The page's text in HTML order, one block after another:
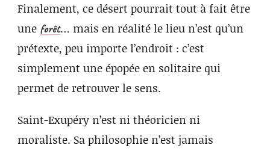
Finalement, ce désert pourrait tout à fait être
une forêt… mais en réalité le lieu n’est qu’un
prétexte, peu importe l’endroit : c’est
simplement une épopée en solitaire qui
permet de retrouver le sens.
Saint-Exupéry n’est ni théoricien ni
moraliste. Sa philosophie n’est jamais